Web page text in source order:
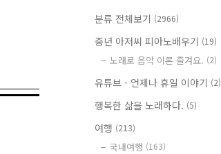
분류 전체보기 (2966)
중년 아저씨 피아노배우기 (19)
노래로 음악 이론 즐겨요. (2)
유튜브 - 언제나 휴일 이야기 (2)
행복한 삶을 노래하다. (5)
여행 (213)
국내여행 (163)